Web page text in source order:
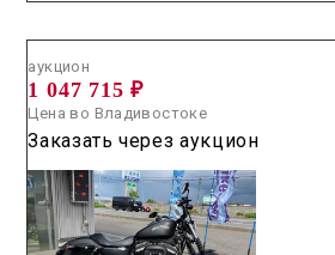
аукцион
1 047 715 ₽
Цена во Владивостоке
Заказать через аукцион